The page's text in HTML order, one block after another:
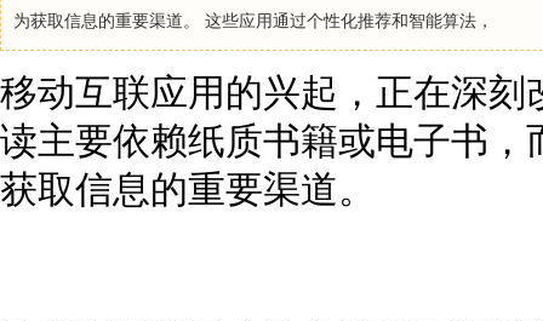
为获取信息的重要渠道。 这些应用通过个性化推荐和智能算法，
移动互联应用的兴起，正在深
读主要依赖纸质书籍或电子书
获取信息的重要渠道。